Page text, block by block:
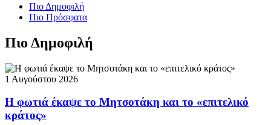
Πιο Δημοφιλή
Πιο Πρόσφατα
Πιο Δημοφιλή
1 Αυγούστου 2026
Η φωτιά έκαψε το Μητσοτάκη και το «επιτελικό
κράτος»